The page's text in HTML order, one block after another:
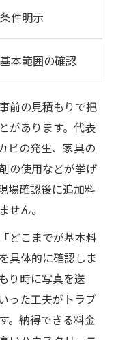
条件明示
基本範囲の確認
前の見積もりで把
があります。代表
ビの発生、家具の
の使用などが挙げ
場確認後に追加料
せん。
どこまでが基本料
具体的に確認しま
り時に写真を送
った工夫がトラブ
。納得できる料金